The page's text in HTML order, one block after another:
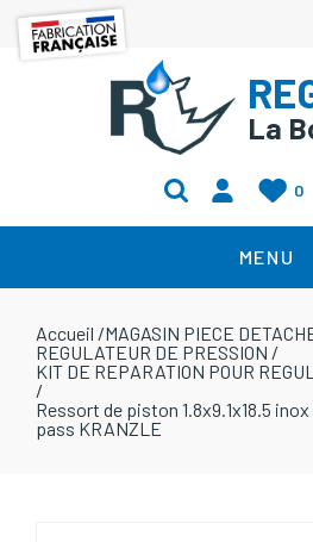
La
0
MENU
Accueil /MAGASIN PIECE
REGULATEUR DE PRESSION /
KIT DE REPARATION POUR
/
Ressort de piston 1.8x9.1x18.5
pass KRANZLE